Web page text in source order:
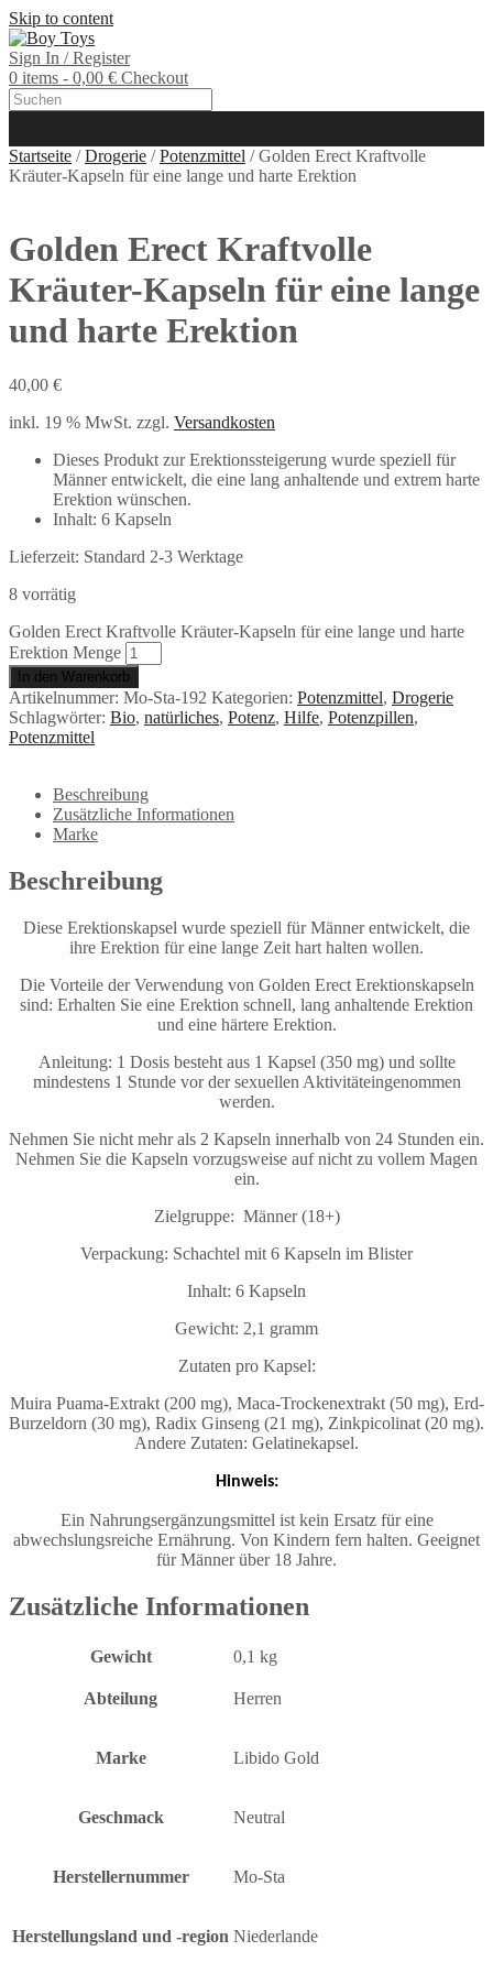
Skip to content
Sign In / Register
0 items - 0,00 € Checkout
Startseite /Drogerie /Potenzmittel / Golden Erect Kraftvolle
Kräuter-Kapseln für eine lange und harte Erektion
Golden Erect Kraftvolle
Kräuter-Kapseln für eine lange
und harte Erektion
40,00 €
inkl. 19 % MwSt. zzgl. Versandkosten
Dieses Produkt zur Erektionssteigerung wurde speziell für
Männer entwickelt, die eine lang anhaltende und extrem harte
Erektion wünschen.
Inhalt: 6 Kapseln
Lieferzeit: Standard 2-3 Werktage
8 vorrätig
Golden Erect Kraftvolle Kräuter-Kapseln für eine lange und harte
Erektion Menge
In den Warenkorb
Artikelnummer: Mo-Sta-192 Kategorien: Potenzmittel, Drogerie
Schlagwörter: Bio, natürliches, Potenz, Hilfe, Potenzpillen,
Potenzmittel
Beschreibung
Zusätzliche Informationen
Marke
Beschreibung
Diese Erektionskapsel wurde speziell für Männer entwickelt, die
ihre Erektion für eine lange Zeit hart halten wollen.
Die Vorteile der Verwendung von Golden Erect Erektionskapseln
sind: Erhalten Sie eine Erektion schnell, lang anhaltende Erektion
und eine härtere Erektion.
Anleitung: 1 Dosis besteht aus 1 Kapsel (350 mg) und sollte
mindestens 1 Stunde vor der sexuellen Aktivitäteingenommen
werden.
Nehmen Sie nicht mehr als 2 Kapseln innerhalb von 24 Stunden ein.
Nehmen Sie die Kapseln vorzugsweise auf nicht zu vollem Magen
ein.
Zielgruppe: Männer (18+)
Verpackung: Schachtel mit 6 Kapseln im Blister
Inhalt: 6 Kapseln
Gewicht: 2,1 gramm
Zutaten pro Kapsel:
Muira Puama-Extrakt (200 mg), Maca-Trockenextrakt (50 mg), Erd-
Burzeldorn (30 mg), Radix Ginseng (21 mg), Zinkpicolinat (20 mg).
Andere Zutaten: Gelatinekapsel.
Hinweis:
Ein Nahrungsergänzungsmittel ist kein Ersatz für eine
abwechslungsreiche Ernährung. Von Kindern fern halten. Geeignet
für Männer über 18 Jahre.
Zusätzliche Informationen
Gewicht 0,1 kg
Abteilung Herren
Marke Libido Gold
Geschmack Neutral
Herstellernummer Mo-Sta
Herstellungsland und -region Niederlande